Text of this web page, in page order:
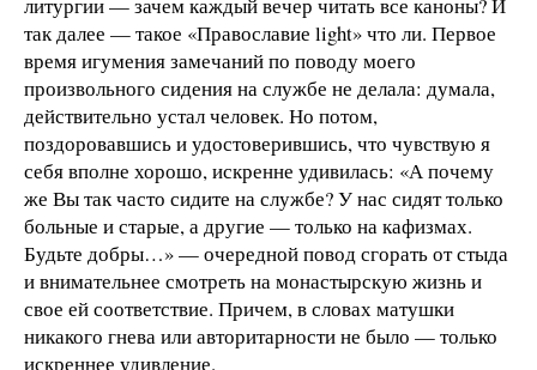
так далее — такое «Православие light» что ли. Первое
время игумения замечаний по поводу моего
произвольного сидения на службе не делала: думала,
действительно устал человек. Но потом,
поздоровавшись и удостоверившись, что чувствую я
себя вполне хорошо, искренне удивилась: «А почему
же Вы так часто сидите на службе? У нас сидят только
больные и старые, а другие — только на кафизмах.
Будьте добры…» — очередной повод сгорать от стыда
и внимательнее смотреть на монастырскую жизнь и
свое ей соответствие. Причем, в словах матушки
никакого гнева или авторитарности не было — только
искреннее удивление.